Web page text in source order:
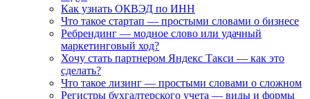
Как узнать ОКВЭД по ИНН
Что такое стартап — простыми словами о бизнесе
Ребрендинг — модное слово или удачный
маркетинговый ход?
Хочу стать партнером Яндекс Такси — как это
сделать?
Что такое лизинг — простыми словами о сложном
Регистры бухгалтерского учета — виды и формы